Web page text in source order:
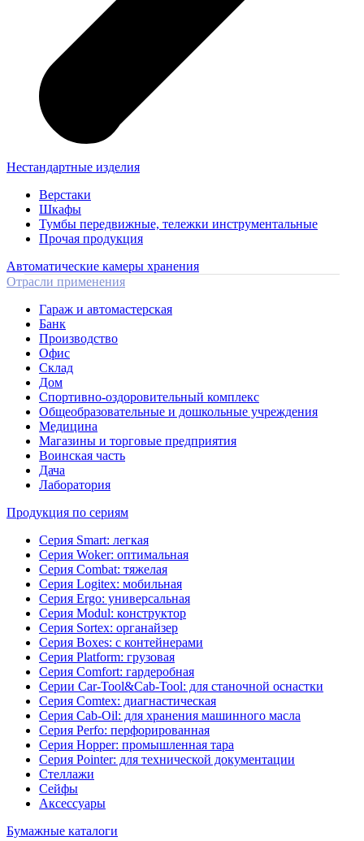
Нестандартные изделия
Верстаки
Шкафы
Тумбы передвижные, тележки инструментальные
Прочая продукция
Автоматические камеры хранения
Отрасли применения
Гараж и автомастерская
Банк
Производство
Офис
Склад
Дом
Спортивно-оздоровительный комплекс
Общеобразовательные и дошкольные учреждения
Медицина
Магазины и торговые предприятия
Воинская часть
Дача
Лаборатория
Продукция по сериям
Серия Smart: легкая
Серия Woker: оптимальная
Серия Combat: тяжелая
Серия Logitex: мобильная
Серия Ergo: универсальная
Серия Modul: конструктор
Серия Sortex: органайзер
Серия Boxes: с контейнерами
Серия Platform: грузовая
Серия Comfort: гардеробная
Серии Car-Tool&Cab-Tool: для станочной оснастки
Серия Comtex: диагнастическая
Серия Cab-Oil: для хранения машинного масла
Серия Perfo: перфорированная
Серия Hopper: промышленная тара
Серия Pointer: для технической документации
Стеллажи
Сейфы
Аксессуары
Бумажные каталоги